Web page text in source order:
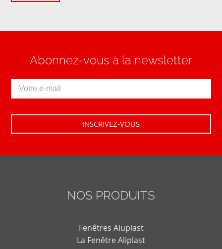
Abonnez-vous à la newsletter
NOS PRODUITS
Fenêtres Aluplast
La Fenêtre Aliplast